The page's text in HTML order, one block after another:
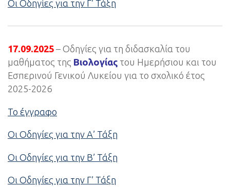
Οι Οδηγίες για την Γ’ Τάξη
17.09.2025 – Οδηγίες για τη διδασκαλία του
μαθήματος της Βιολογίας του Ημερήσιου και του
Εσπερινού Γενικού Λυκείου για το σχολικό έτος
2025-2026
Το έγγραφο
Οι Οδηγίες για την Α’ Τάξη
Οι Οδηγίες για την Β’ Τάξη
Οι Οδηγίες για την Γ’ Τάξη